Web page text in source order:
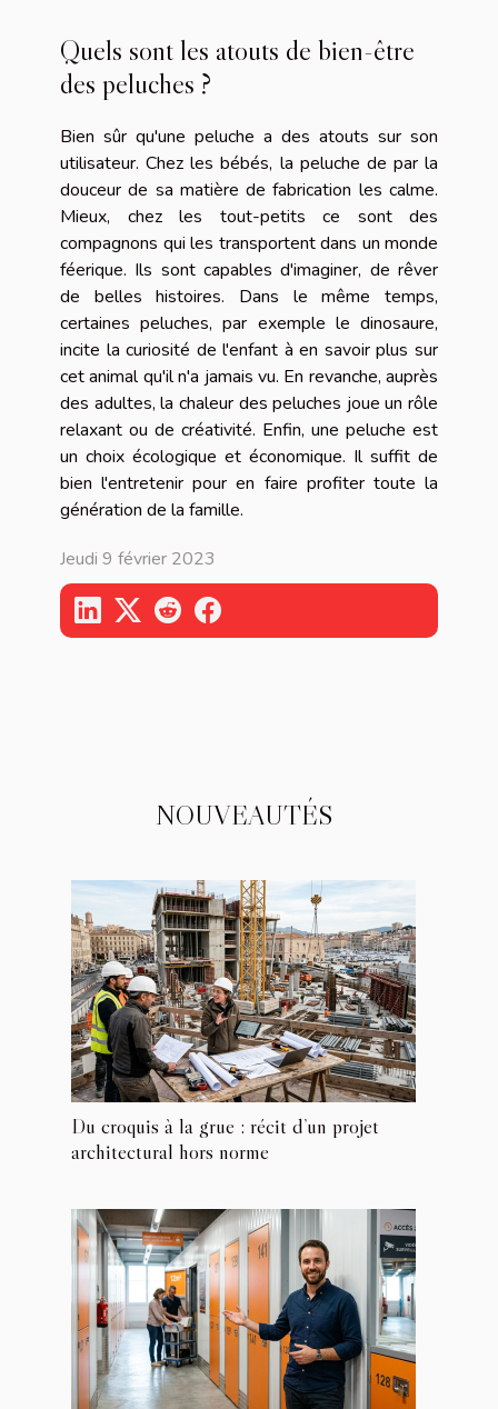
Quels sont les atouts de bien-être
des peluches ?
Bien sûr qu'une peluche a des atouts sur son
utilisateur. Chez les bébés, la peluche de par la
douceur de sa matière de fabrication les calme.
Mieux, chez les tout-petits ce sont des
compagnons qui les transportent dans un monde
féerique. Ils sont capables d'imaginer, de rêver
de belles histoires. Dans le même temps,
certaines peluches, par exemple le dinosaure,
incite la curiosité de l'enfant à en savoir plus sur
cet animal qu'il n'a jamais vu. En revanche, auprès
des adultes, la chaleur des peluches joue un rôle
relaxant ou de créativité. Enfin, une peluche est
un choix écologique et économique. Il suffit de
bien l'entretenir pour en faire profiter toute la
génération de la famille.
Jeudi 9 février 2023
NOUVEAUTÉS
Du croquis à la grue : récit d’un projet
architectural hors norme